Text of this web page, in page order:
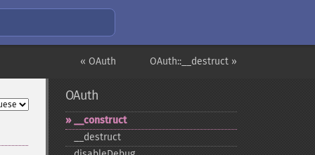
OAuth::__destruct »
« OAuth
OAuth
_​_​construct
_​_​destruct